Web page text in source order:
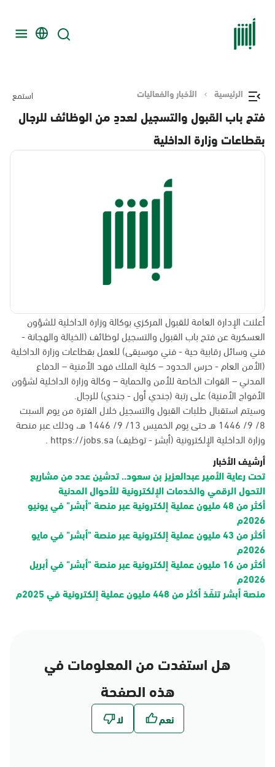
الرئيسية الأخبار والفعاليات استمع
فتح باب القبول والتسجيل لعددٍ من الوظائف للرجال
بقطاعات وزارة الداخلية
أعلنت الإدارة العامة للقبول المركزي بوكالة وزارة الداخلية للشؤون
العسكرية عن فتح باب القبول والتسجيل لوظائف (الخيالة والهجانة -
فني وسائل رقابية حية - فني موسيقى) للعمل بقطاعات وزارة الداخلية
(الأمن العام - حرس الحدود – كلية الملك فهد الأمنية – الدفاع
المدني – القوات الخاصة للأمن والحماية – وكالة وزارة الداخلية لشؤون
الأفواج الأمنية) على رتبة (جندي أول - جندي) للرجال.
وسيتم استقبال طلبات القبول والتسجيل خلال الفترة من يوم السبت
8/ 9/ 1446 هـ حتى يوم الخميس 13/ 9/ 1446 هـ، وذلك عبر منصة
وزارة الداخلية الإلكترونية (أبشر - توظيف) https://jobs.sa
.
أرشيف الأخبار
تحت رعاية الأمير عبدالعزيز بن سعود.. تدشين عدد من مشاريع
التحول الرقمي والخدمات الإلكترونية للأحوال المدنية
أكثر من 48 مليون عملية إلكترونية عبر منصة "أبشر" في يونيو
2026م
أكثر من 43 مليون عملية إلكترونية عبر منصة "أبشر" في مايو
2026م
أكثر من 16 مليون عملية إلكترونية عبر منصة "أبشر" في أبريل
2026م
منصة أبشر تنفّذ أكثر من 448 مليون عملية إلكترونية في 2025م
هل استفدت من المعلومات في
هذه الصفحة